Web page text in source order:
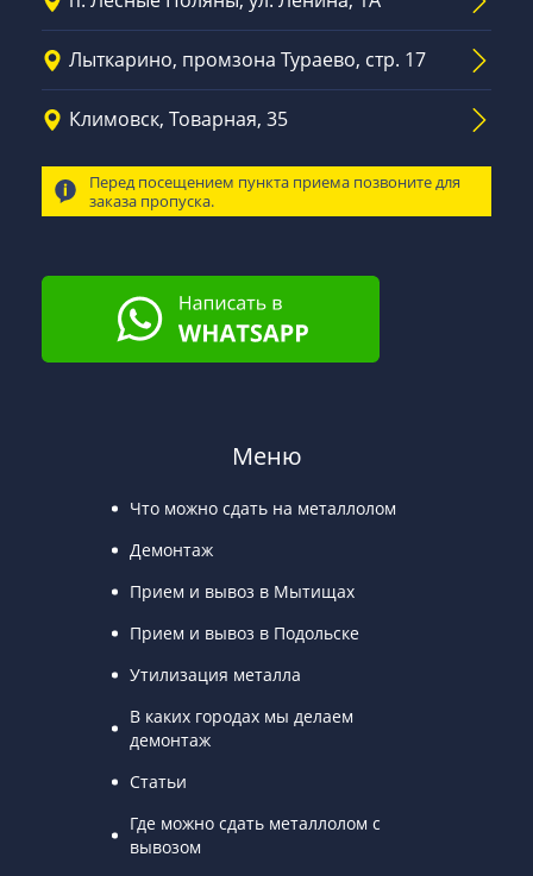
Лыткарино, промзона Тураево, стр. 17
Климовск, Товарная, 35
Перед посещением пункта приема позвоните для
заказа пропуска.
Меню
Что можно сдать на металлолом
Демонтаж
Прием и вывоз в Мытищах
Прием и вывоз в Подольске
Утилизация металла
В каких городах мы делаем
демонтаж
Статьи
Где можно сдать металлолом с
вывозом